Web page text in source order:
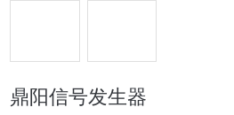
鼎阳信号发生器